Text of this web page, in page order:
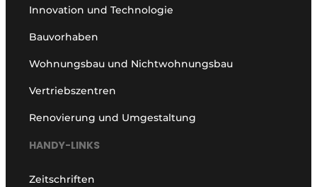
Innovation und Technologie
Bauvorhaben
Wohnungsbau und Nichtwohnungsbau
Vertriebszentren
Renovierung und Umgestaltung
HANDY-LINKS
Zeitschriften